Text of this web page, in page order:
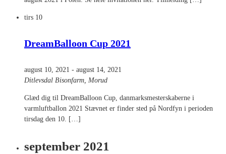
tirs 10
DreamBalloon Cup 2021
august 10, 2021 - august 14, 2021
Ditlevsdal Bisonfarm, Morud
Glæd dig til DreamBalloon Cup, danmarksmesterskaberne i
varmluftballon 2021 Stævnet er finder sted på Nordfyn i perioden
tirsdag den 10. […]
september 2021